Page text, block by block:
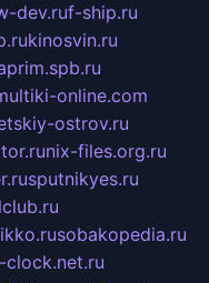
dev.ruf-ship.ru
kinosvin.ru
online.com
ostrov.ru
nix-files.org.ru
sputnikyes.ru
sobakopedia.ru
clock.net.ru